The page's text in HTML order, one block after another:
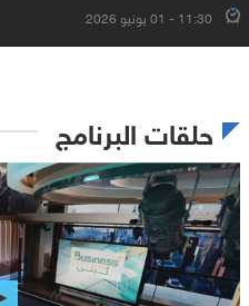
11:30 - 01 يونيو 2026
حلقات البرنامج